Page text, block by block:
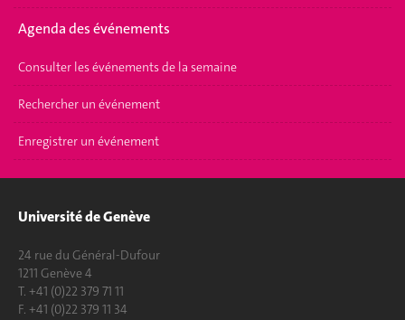
Agenda des événements
Consulter les événements de la semaine
Rechercher un événement
Enregistrer un événement
Université de Genève
24 rue du Général-Dufour
1211 Genève 4
T. +41 (0)22 379 71 11
F. +41 (0)22 379 11 34